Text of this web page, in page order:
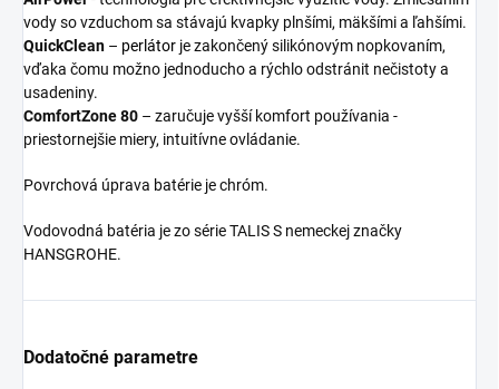
vody so vzduchom sa stávajú kvapky plnšími, mäkšími a ľahšími.
QuickClean – perlátor je zakončený silikónovým nopkovaním,
vďaka čomu možno jednoducho a rýchlo odstránit nečistoty a
usadeniny.
ComfortZone 80 – zaručuje vyšší komfort používania -
priestornejšie miery, intuitívne ovládanie.
Povrchová úprava batérie je chróm.
Vodovodná batéria je zo série TALIS S nemeckej značky
HANSGROHE.
Dodatočné parametre